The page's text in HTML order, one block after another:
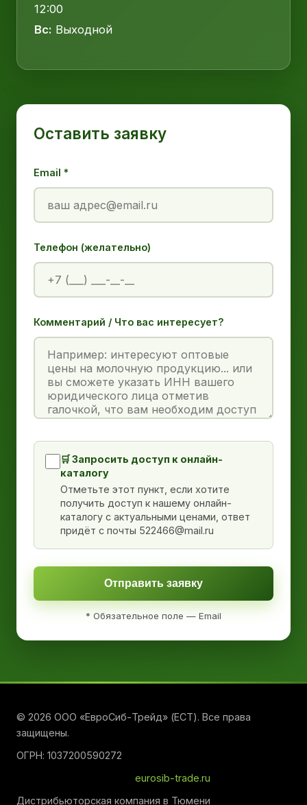
12:00
Вс: Выходной
Оставить заявку
Email *
Телефон (желательно)
Комментарий / Что вас интересует?
🛒 Запросить доступ к онлайн-
каталогу
Отметьте этот пункт, если хотите
получить доступ к нашему онлайн-
каталогу с актуальными ценами, ответ
придёт с почты 522466@mail.ru
Отправить заявку
* Обязательное поле — Email
© 2026 ООО «ЕвроСиб-Трейд» (ЕСТ). Все права
защищены.
ОГРН: 1037200590272
eurosib-trade.ru
Дистрибьюторская компания в Тюмени